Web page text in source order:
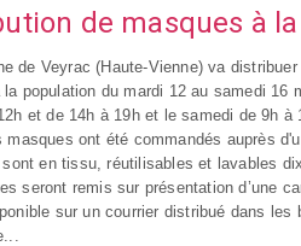
de masques à
de Veyrac (Haute-Vienne) va
la population du mardi 12 au samedi 16
et de 14h à 19h et le samedi de 9h à
masques ont été commandés auprès
en tissu, réutilisables et lavables
seront remis sur présentation d’une
sur un courrier distribué dans